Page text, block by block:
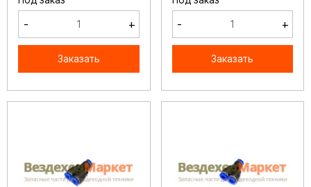
- +
Заказать
- +
Заказать